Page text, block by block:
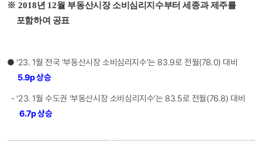
※ 2018년 12월 부동산시장 소비심리지수부터 세종과 제주를
포함하여 공표
● ‘23. 1월 전국 ‘부동산시장 소비심리지수’는 83.9로 전월(78.0) 대비
5.9p 상승
- ‘23. 1월 수도권 ‘부동산시장 소비심리지수’는 83.5로 전월(76.8) 대비
6.7p 상승